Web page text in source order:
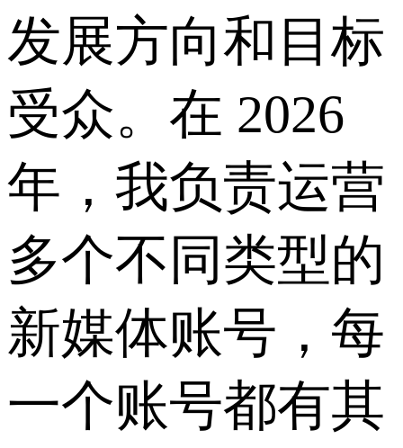
发展方向和目标
受众。在 2026
年，我负责运营
多个不同类型的
新媒体账号，每
一个账号都有其